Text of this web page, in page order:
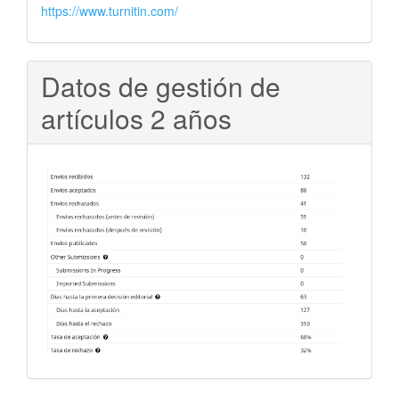
https://www.turnitin.com/
Datos de gestión de
artículos 2 años